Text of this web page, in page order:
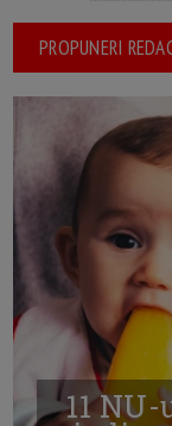
PROPUNERI
11